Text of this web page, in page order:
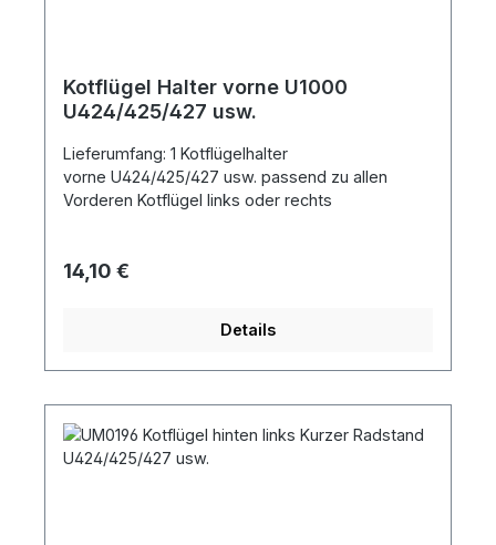
Kotflügel Halter vorne U1000
U424/425/427 usw.
Lieferumfang: 1 Kotflügelhalter
vorne U424/425/427 usw. passend zu allen
Vorderen Kotflügel links oder rechts
Regulärer Preis:
14,10 €
Details